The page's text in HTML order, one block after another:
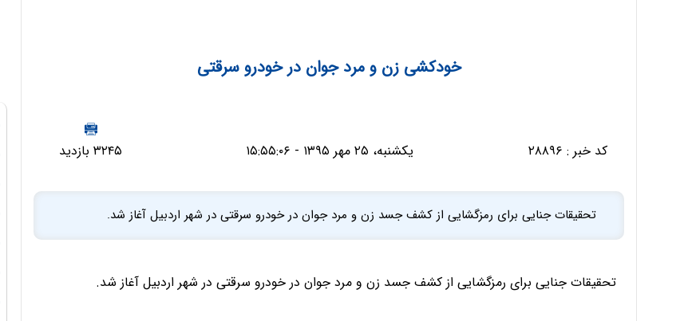
خودکشی زن و مرد جوان در خودرو سرقتی
کد خبر : ۲۸۸۹۶ یکشنبه، ۲۵ مهر ۱۳۹۵ - ۱۵:۵۵:۰۶ ۳۲۴۵ بازدید
تحقیقات جنایی برای رمز‌گشایی از کشف جسد زن و مرد جوان در خودرو سرقتی در شهر اردبیل آغاز شد.
تحقیقات جنایی برای رمز‌گشایی از کشف جسد زن و مرد جوان در خودرو سرقتی در شهر اردبیل آغاز شد.